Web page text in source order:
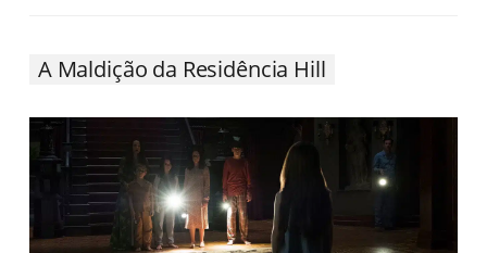
A Maldição da Residência Hill